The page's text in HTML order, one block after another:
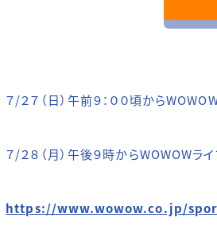
７/２７（日）午前９：００頃から
７/２８（月）午後９時からWOWOWラ
https://www.wowow.co.jp/